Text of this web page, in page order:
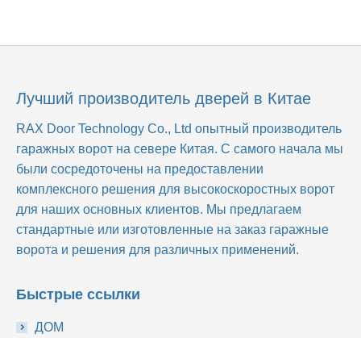
Лучший производитель дверей в Китае
RAX Door Technology Co., Ltd опытный производитель
гаражных ворот на севере Китая. С самого начала мы
были сосредоточены на предоставлении
комплексного решения для высокоскоростных ворот
для наших основных клиентов. Мы предлагаем
стандартные или изготовленные на заказ гаражные
ворота и решения для различных применений.
Быстрые ссылки
ДОМ